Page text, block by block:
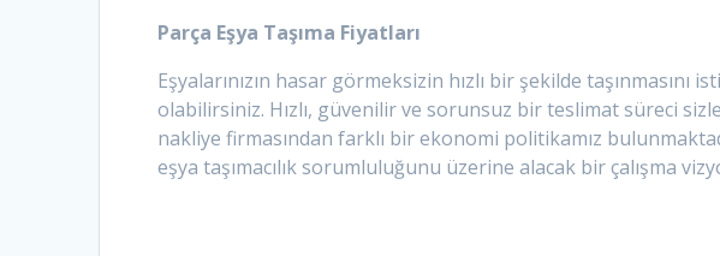
Parça Eşya Taşıma Fiyatları
Eşyalarınızın hasar görmeksizin hızlı bir şekilde
olabilirsiniz. Hızlı, güvenilir ve sorunsuz bir teslimat süreci
nakliye firmasından farklı bir ekonomi politikamız
eşya taşımacılık sorumluluğunu üzerine alacak bir çalışma